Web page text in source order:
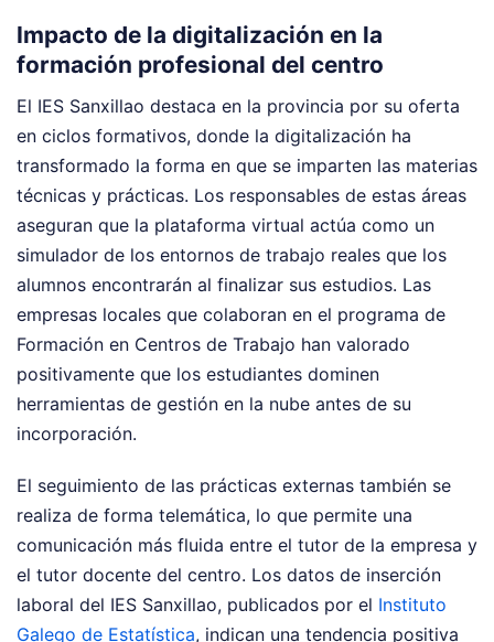
Impacto de la digitalización en la
formación profesional del centro
El IES Sanxillao destaca en la provincia por su oferta
en ciclos formativos, donde la digitalización ha
transformado la forma en que se imparten las materias
técnicas y prácticas. Los responsables de estas áreas
aseguran que la plataforma virtual actúa como un
simulador de los entornos de trabajo reales que los
alumnos encontrarán al finalizar sus estudios. Las
empresas locales que colaboran en el programa de
Formación en Centros de Trabajo han valorado
positivamente que los estudiantes dominen
herramientas de gestión en la nube antes de su
incorporación.
El seguimiento de las prácticas externas también se
realiza de forma telemática, lo que permite una
comunicación más fluida entre el tutor de la empresa y
el tutor docente del centro. Los datos de inserción
laboral del IES Sanxillao, publicados por el Instituto
Galego de Estatística, indican una tendencia positiva